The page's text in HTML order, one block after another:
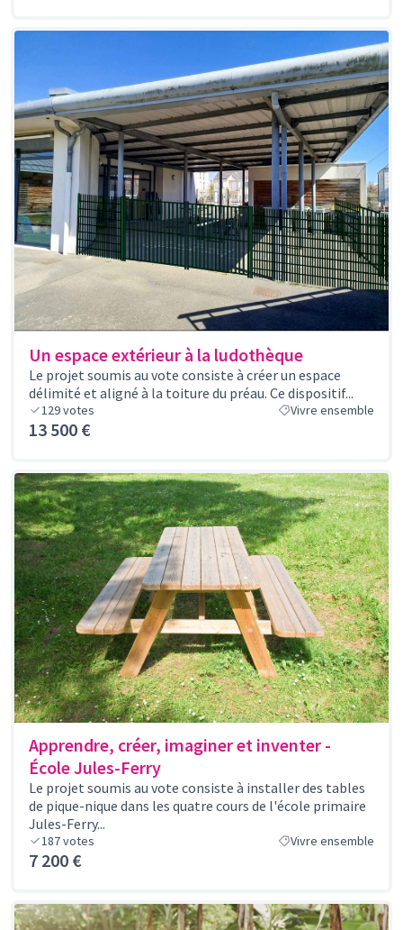
Un espace extérieur à la ludothèque
Le projet soumis au vote consiste à créer un espace
délimité et aligné à la toiture du préau. Ce dispositif...
129votes Vivre ensemble
13 500 €
Apprendre, créer, imaginer et inventer -
École Jules-Ferry
Le projet soumis au vote consiste à installer des tables
de pique-nique dans les quatre cours de l'école primaire
Jules-Ferry...
187votes Vivre ensemble
7 200 €